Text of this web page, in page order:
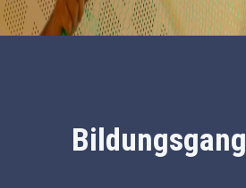
Bildungsgang